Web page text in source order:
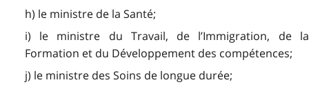
h) le ministre de la Santé;
i) le ministre du Travail, de l’Immigration, de la
Formation et du Développement des compétences;
j) le ministre des Soins de longue durée;